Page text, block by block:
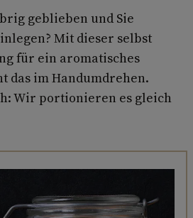
geblieben und Sie
Mit dieser selbst
für ein aromatisches
das im Handumdrehen.
Wir portionieren es gleich